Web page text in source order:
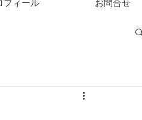
フィール お問合せ